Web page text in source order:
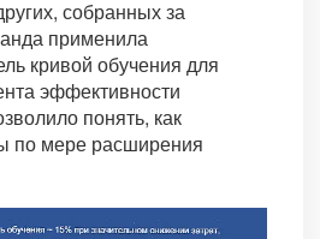
собранных за
применила
кривой обучения для
эффективности
понять, как
по мере расширения